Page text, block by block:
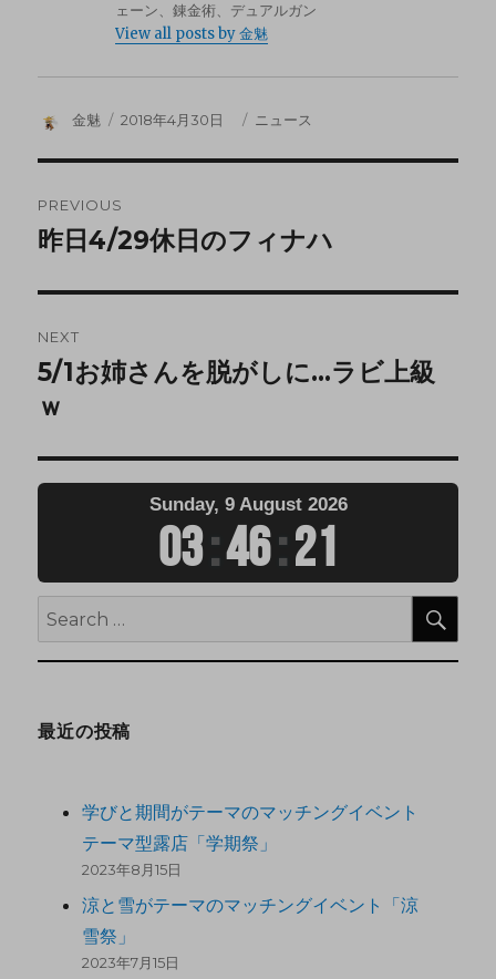
ェーン、錬金術、デュアルガン
View all posts by 金魅
金魅 2018年4月30日 ニュース
PREVIOUS
昨日4/29休日のフィナハ
NEXT
5/1お姉さんを脱がしに…ラビ上級
ｗ
Sunday, 9 August 2026
03:46:22
最近の投稿
学びと期間がテーマのマッチングイベント
テーマ型露店「学期祭」
2023年8月15日
涼と雪がテーマのマッチングイベント「涼
雪祭」
2023年7月15日